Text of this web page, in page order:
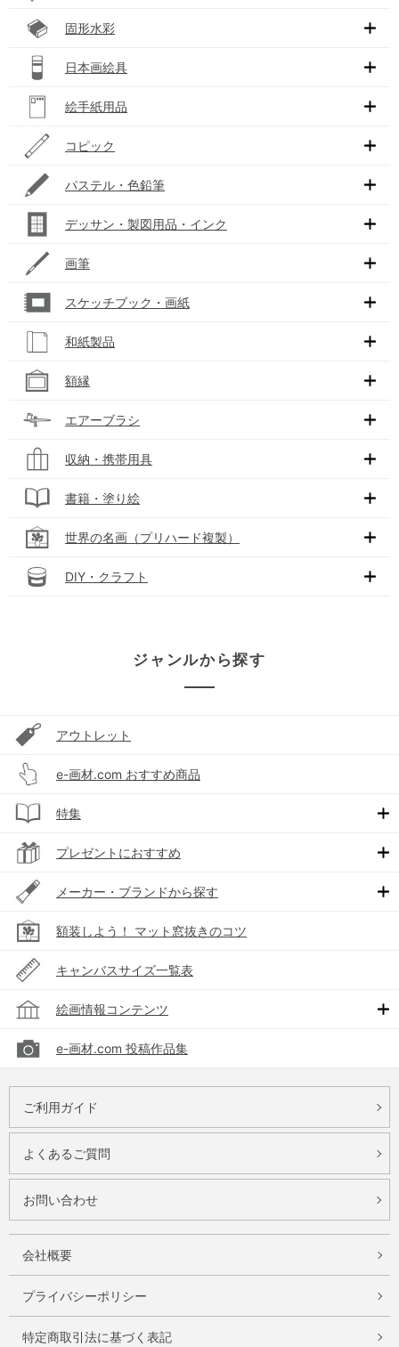
固形水彩
日本画絵具
絵手紙用品
コピック
パステル・色鉛筆
デッサン・製図用品・インク
画筆
スケッチブック・画紙
和紙製品
額縁
エアーブラシ
収納・携帯用具
書籍・塗り絵
世界の名画（プリハード複製）
DIY・クラフト
ジャンルから探す
アウトレット
e-画材.com おすすめ商品
特集
プレゼントにおすすめ
メーカー・ブランドから探す
額装しよう！ マット窓抜きのコツ
キャンバスサイズ一覧表
絵画情報コンテンツ
e-画材.com 投稿作品集
ご利用ガイド
よくあるご質問
お問い合わせ
会社概要
プライバシーポリシー
特定商取引法に基づく表記